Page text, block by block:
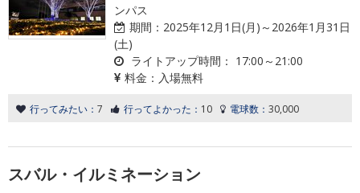
ンパス
期間： 2025年12月1日(月)～2026年1月31日
(土)
ライトアップ時間： 17:00～21:00
料金： 入場無料
行ってみたい： 7 行ってよかった： 10 電球数： 30,000
スバル・イルミネーション